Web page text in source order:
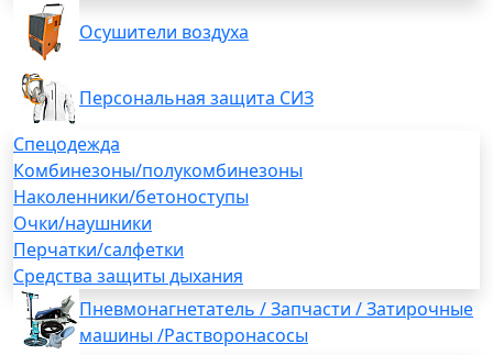
Осушители воздуха
Персональная защита СИЗ
Спецодежда
Комбинезоны/полукомбинезоны
Наколенники/бетоноступы
Очки/наушники
Перчатки/салфетки
Средства защиты дыхания
Пневмонагнетатель / Запчасти / Затирочные
машины /Растворонасосы